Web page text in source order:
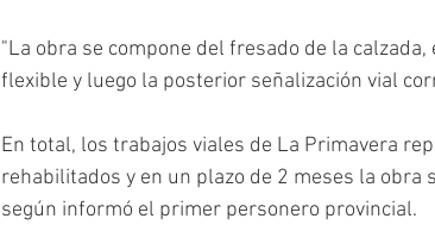
"La obra se compone del fresado de la
flexible y luego la posterior señalización vial
En total, los trabajos viales de La Primavera
rehabilitados y en un plazo de 2 meses la obra
según informó el primer personero provincial.